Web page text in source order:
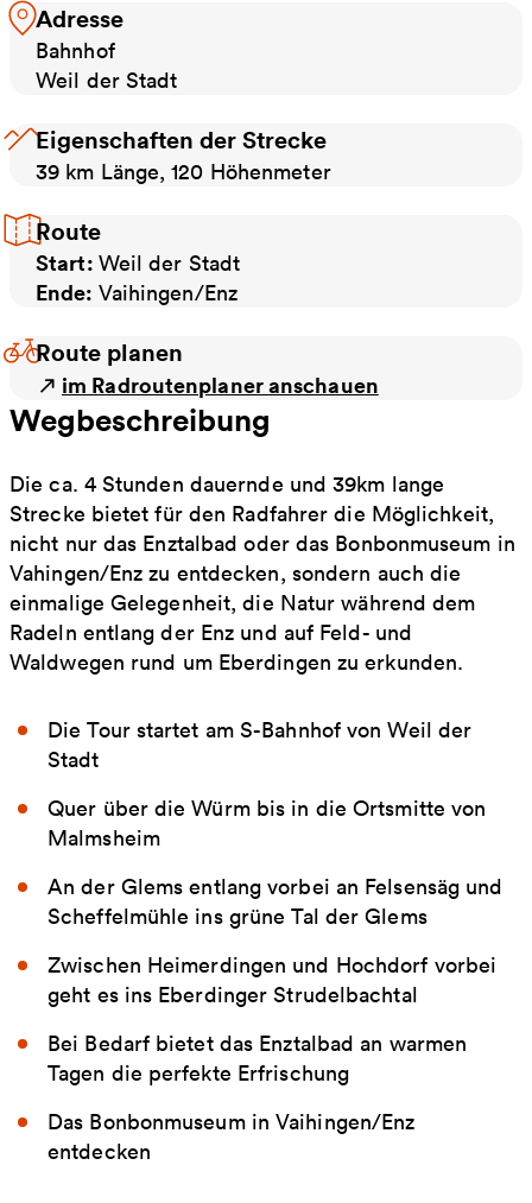
Adresse
Bahnhof
Weil der Stadt
Eigenschaften der Strecke
39 km Länge, 120 Höhenmeter
Route
Start: Weil der Stadt
Ende: Vaihingen/Enz
Route planen
im Radroutenplaner anschauen
Wegbeschreibung
Die ca. 4 Stunden dauernde und 39km lange
Strecke bietet für den Radfahrer die Möglichkeit,
nicht nur das Enztalbad oder das Bonbonmuseum in
Vahingen/Enz zu entdecken, sondern auch die
einmalige Gelegenheit, die Natur während dem
Radeln entlang der Enz und auf Feld- und
Waldwegen rund um Eberdingen zu erkunden.
Die Tour startet am S-Bahnhof von Weil der
Stadt
Quer über die Würm bis in die Ortsmitte von
Malmsheim
An der Glems entlang vorbei an Felsensäg und
Scheffelmühle ins grüne Tal der Glems
Zwischen Heimerdingen und Hochdorf vorbei
geht es ins Eberdinger Strudelbachtal
Bei Bedarf bietet das Enztalbad an warmen
Tagen die perfekte Erfrischung
Das Bonbonmuseum in Vaihingen/Enz
entdecken